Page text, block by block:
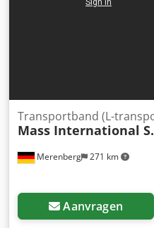
Merenberg 271 km
Transportband (L-
Mass International
Aanvragen